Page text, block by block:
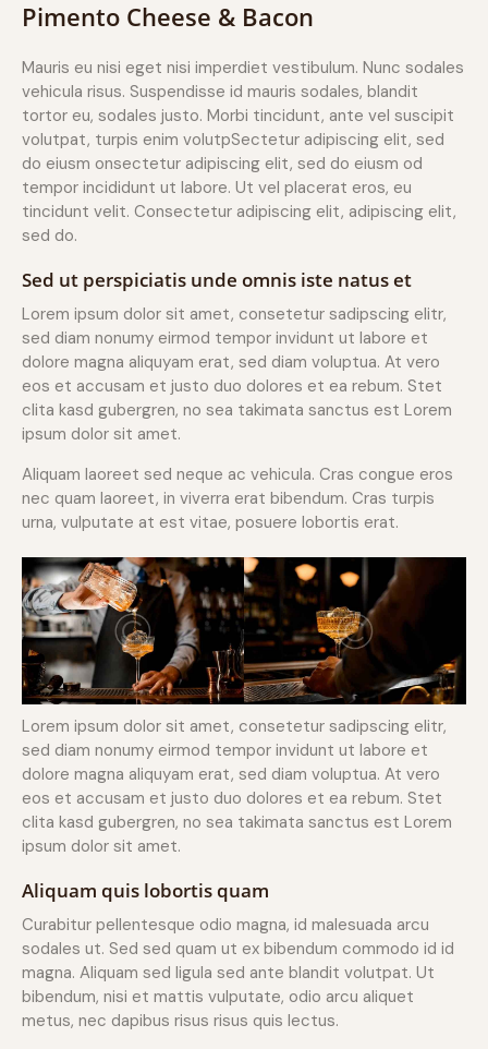
Pimento Cheese & Bacon
Mauris eu nisi eget nisi imperdiet vestibulum. Nunc sodales
vehicula risus. Suspendisse id mauris sodales, blandit
tortor eu, sodales justo. Morbi tincidunt, ante vel suscipit
volutpat, turpis enim volutpSectetur adipiscing elit, sed
do eiusm onsectetur adipiscing elit, sed do eiusm od
tempor incididunt ut labore. Ut vel placerat eros, eu
tincidunt velit. Consectetur adipiscing elit, adipiscing elit,
sed do.
Sed ut perspiciatis unde omnis iste natus et
Lorem ipsum dolor sit amet, consetetur sadipscing elitr,
sed diam nonumy eirmod tempor invidunt ut labore et
dolore magna aliquyam erat, sed diam voluptua. At vero
eos et accusam et justo duo dolores et ea rebum. Stet
clita kasd gubergren, no sea takimata sanctus est Lorem
ipsum dolor sit amet.
Aliquam laoreet sed neque ac vehicula. Cras congue eros
nec quam laoreet, in viverra erat bibendum. Cras turpis
urna, vulputate at est vitae, posuere lobortis erat.
Lorem ipsum dolor sit amet, consetetur sadipscing elitr,
sed diam nonumy eirmod tempor invidunt ut labore et
dolore magna aliquyam erat, sed diam voluptua. At vero
eos et accusam et justo duo dolores et ea rebum. Stet
clita kasd gubergren, no sea takimata sanctus est Lorem
ipsum dolor sit amet.
Aliquam quis lobortis quam
Curabitur pellentesque odio magna, id malesuada arcu
sodales ut. Sed sed quam ut ex bibendum commodo id id
magna. Aliquam sed ligula sed ante blandit volutpat. Ut
bibendum, nisi et mattis vulputate, odio arcu aliquet
metus, nec dapibus risus risus quis lectus.